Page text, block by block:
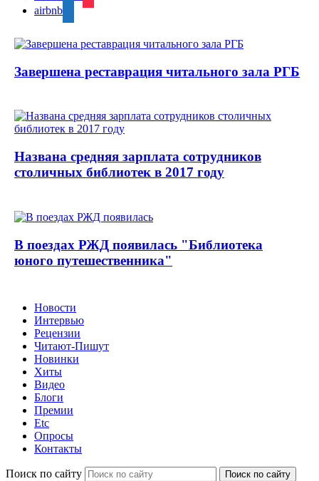
airbnb
Завершена реставрация читального зала РГБ
Названа средняя зарплата сотрудников
столичных библиотек в 2017 году
В поездах РЖД появилась "Библиотека
юного путешественника"
Новости
Интервью
Рецензии
Читают-Пишут
Новинки
Хиты
Видео
Блоги
Премии
Etc
Опросы
Контакты
Поиск по сайту